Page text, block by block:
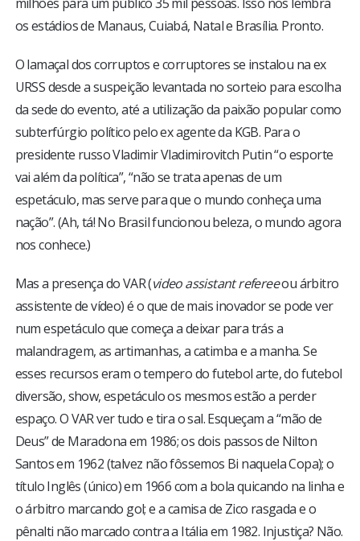
os estádios de Manaus, Cuiabá, Natal e Brasília. Pronto.
O lamaçal dos corruptos e corruptores se instalou na ex
URSS desde a suspeição levantada no sorteio para escolha
da sede do evento, até a utilização da paixão popular como
subterfúrgio político pelo ex agente da KGB. Para o
presidente russo Vladimir Vladimirovitch Putin “o esporte
vai além da política”, “não se trata apenas de um
espetáculo, mas serve para que o mundo conheça uma
nação”. (Ah, tá! No Brasil funcionou beleza, o mundo agora
nos conhece.)
Mas a presença do VAR (video assistant refereeou árbitro
assistente de vídeo) é o que de mais inovador se pode ver
num espetáculo que começa a deixar para trás a
malandragem, as artimanhas, a catimba e a manha. Se
esses recursos eram o tempero do futebol arte, do futebol
diversão, show, espetáculo os mesmos estão a perder
espaço. O VAR ver tudo e tira o sal. Esqueçam a “mão de
Deus” de Maradona em 1986; os dois passos de Nilton
Santos em 1962 (talvez não fôssemos Bi naquela Copa); o
título Inglês (único) em 1966 com a bola quicando na linha e
o árbitro marcando gol; e a camisa de Zico rasgada e o
pênalti não marcado contra a Itália em 1982. Injustiça? Não.